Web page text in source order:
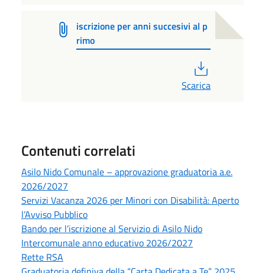
iscrizione per anni succesivi al p
rimo
Scarica
Contenuti correlati
Asilo Nido Comunale – approvazione graduatoria a.e.
2026/2027
Servizi Vacanza 2026 per Minori con Disabilità: Aperto
l’Avviso Pubblico
Bando per l’iscrizione al Servizio di Asilo Nido
Intercomunale anno educativo 2026/2027
Rette RSA